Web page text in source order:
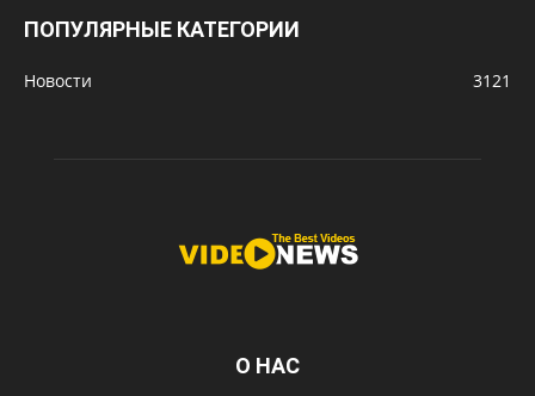
ПОПУЛЯРНЫЕ КАТЕГОРИИ
Новости 3121
О НАС